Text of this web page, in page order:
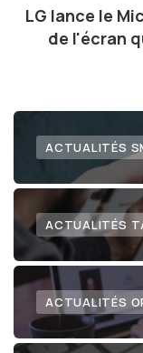
LG lance le
de l'écran
ACTUALITÉS
ACTUALITÉS
ACTUALITÉS